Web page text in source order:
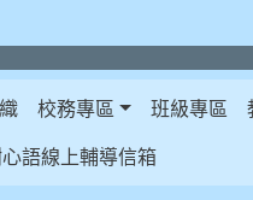
校務專區 班級專區
語線上輔導信箱